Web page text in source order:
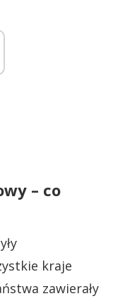
– co
kraje
zawierały